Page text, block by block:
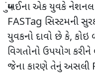
મુંબઈના એક યુવકે નેશનલ
FASTag સિસ્ટમની
યુવકનો દાવો છે કે, કોઇ
વિગતોનો ઉપયોગ
જેના કારણે તેનું અસલી